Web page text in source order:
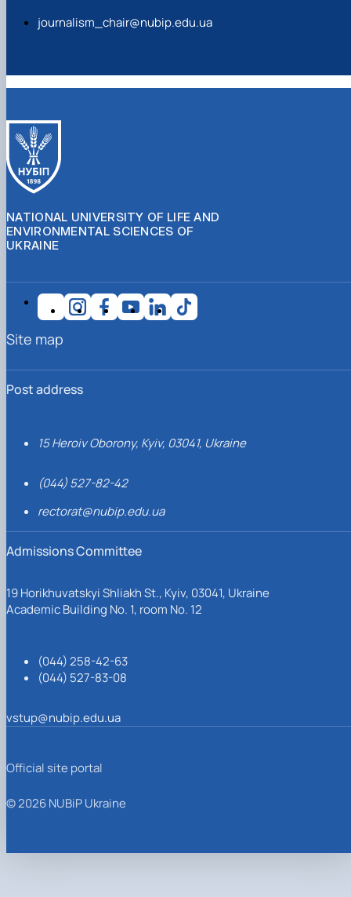
journalism_chair@nubip.edu.ua
NATIONAL UNIVERSITY OF LIFE AND
ENVIRONMENTAL SCIENCES OF
UKRAINE
Post address
15 Heroiv Oborony, Kyiv, 03041, Ukraine
(044) 527-82-42
rectorat@nubip.edu.ua
Admissions Committee
19 Horikhuvatskyi Shliakh St., Kyiv, 03041, Ukraine
Academic Building No. 1, room No. 12
(044) 258-42-63
(044) 527-83-08
vstup@nubip.edu.ua
Site map
Official site portal
© 2026 NUBiP Ukraine